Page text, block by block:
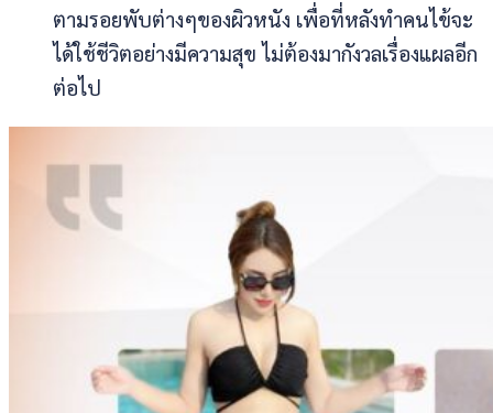
ตามรอยพับต่างๆของผิวหนัง เพื่อที่หลังทำคนไข้จะ
ได้ใช้ชีวิตอย่างมีความสุข ไม่ต้องมากังวลเรื่องแผลอีก
ต่อไป